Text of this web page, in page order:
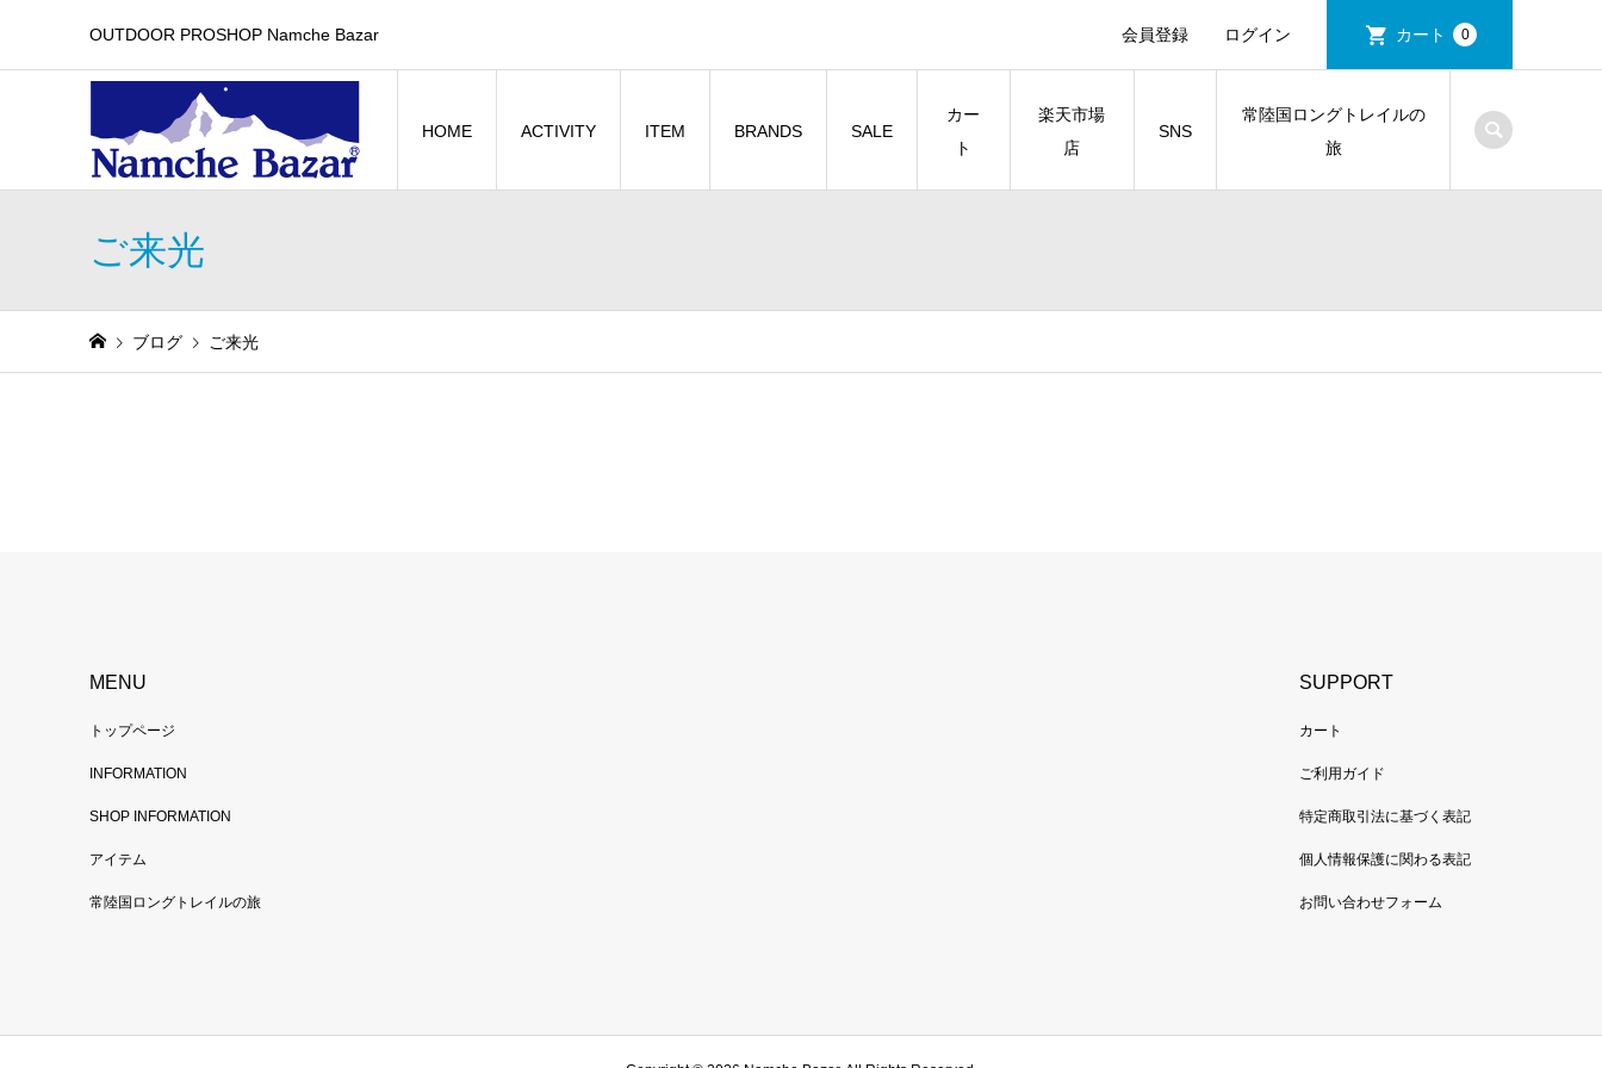
OUTDOOR PROSHOP Namche Bazar 会員登録 ログイン カート 0
HOME ACTIVITY ITEM BRANDS SALE
カー
ト
楽天市場
店
SNS
常陸国ロングトレイルの
旅
ご来光
ブログ ご来光
MENU
トップページ
INFORMATION
SHOP INFORMATION
アイテム
常陸国ロングトレイルの旅
SUPPORT
カート
ご利用ガイド
特定商取引法に基づく表記
個人情報保護に関わる表記
お問い合わせフォーム